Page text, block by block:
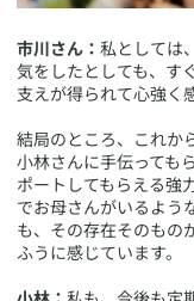
市川さん： 私としては
気をしたとしても、す
支えが得られて心強く
結局のところ、これか
小林さんに手伝っても
ポートしてもらえる
でお母さんがいるよう
も、その存在そのもの
ふうに感じています。